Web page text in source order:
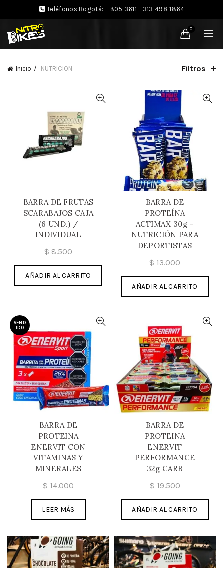
Teléfonos Bogotá: 805 3611 - 313 498 1864
0
Inicio NUTRICION Filtros
BARRA DE FRUTAS
SCARABAJOS CAJA
(6 UND.) /
INDIVIDUAL
$ 8.500
AÑADIR AL CARRITO
BARRA DE
PROTEÍNA
ACTIMAX 30g –
NUTRICIÓN PARA
DEPORTISTAS
$ 13.000
AÑADIR AL CARRITO
VEND
IDO
BARRA DE
PROTEINA
ENERVIT CON
VITAMINAS Y
MINERALES
$ 14.000
LEER MÁS
BARRA DE
PROTEINA
ENERVIT
PERFORMANCE
32g CARB
$ 19.500
AÑADIR AL CARRITO